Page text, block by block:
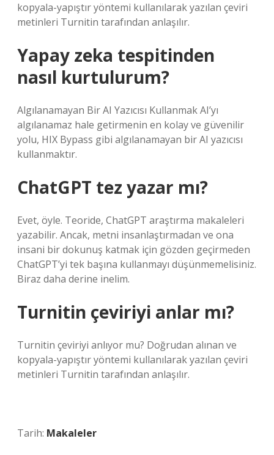
kopyala-yapıştır yöntemi kullanılarak yazılan çeviri
metinleri Turnitin tarafından anlaşılır.
Yapay zeka tespitinden
nasıl kurtulurum?
Algılanamayan Bir AI Yazıcısı Kullanmak AI’yı
algılanamaz hale getirmenin en kolay ve güvenilir
yolu, HIX Bypass gibi algılanamayan bir AI yazıcısı
kullanmaktır.
ChatGPT tez yazar mı?
Evet, öyle. Teoride, ChatGPT araştırma makaleleri
yazabilir. Ancak, metni insanlaştırmadan ve ona
insani bir dokunuş katmak için gözden geçirmeden
ChatGPT’yi tek başına kullanmayı düşünmemelisiniz.
Biraz daha derine inelim.
Turnitin çeviriyi anlar mı?
Turnitin çeviriyi anlıyor mu? Doğrudan alınan ve
kopyala-yapıştır yöntemi kullanılarak yazılan çeviri
metinleri Turnitin tarafından anlaşılır.
Tarih: Makaleler